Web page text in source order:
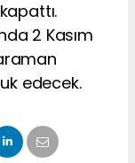
2 Kasım
edecek.